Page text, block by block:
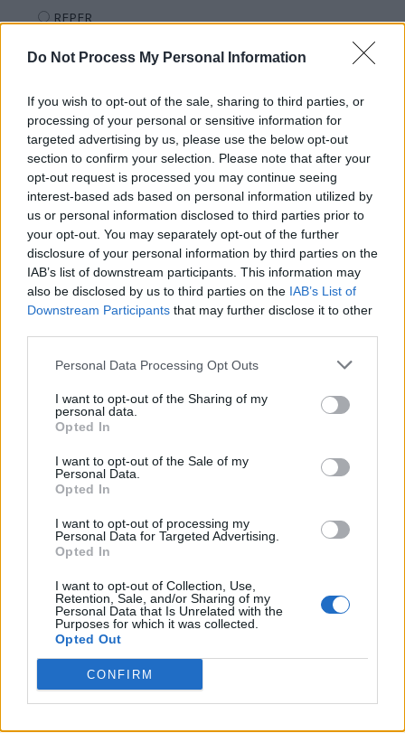
Do Not Process My Personal Information
If you wish to opt-out of the sale, sharing to third parties, or
processing of your personal or sensitive information for
targeted advertising by us, please use the below opt-out
section to confirm your selection. Please note that after your
opt-out request is processed you may continue seeing
interest-based ads based on personal information utilized by
us or personal information disclosed to third parties prior to
your opt-out. You may separately opt-out of the further
disclosure of your personal information by third parties on the
IAB’s list of downstream participants. This information may
also be disclosed by us to third parties on the IAB’s List of
Downstream Participants that may further disclose it to other
Personal Data Processing Opt Outs
I want to opt-out of the Sharing of my
personal data.
Opted In
I want to opt-out of the Sale of my
Personal Data.
Opted In
I want to opt-out of processing my
Personal Data for Targeted Advertising.
Opted In
I want to opt-out of Collection, Use,
Retention, Sale, and/or Sharing of my
Personal Data that Is Unrelated with the
Purposes for which it was collected.
Opted Out
CONFIRM
REPER
POT (Gavrilă)
PACE (Peia)
Acțiunea Conservatoare (Târziu)
PDF (Lazarus)
PUSL (D. Voiculescu)
PNȚCD (Pavelescu)
PNCR (Terheș)
Partidul Patrioților (Surugiu)
FAR (Coarnă)
România pe Primul Loc (Ponta)
Altul
Arhiva sondajelor
ad